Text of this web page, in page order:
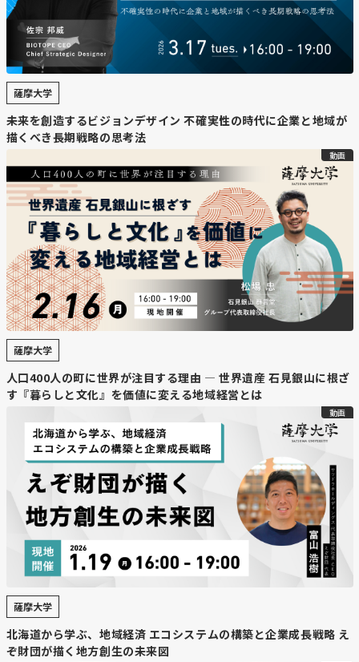
薩摩大学
未来を創造するビジョンデザイン 不確実性の時代に企業と地域が
描くべき長期戦略の思考法
動画
薩摩大学
人口400人の町に世界が注目する理由 — 世界遺産 石見銀山に根ざ
す『暮らしと文化』を価値に変える地域経営とは
動画
薩摩大学
北海道から学ぶ、地域経済 エコシステムの構築と企業成長戦略 え
ぞ財団が描く地方創生の未来図